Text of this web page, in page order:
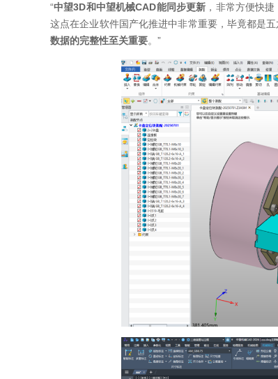
“中望3D和中望机械CAD能同步更新 ，非常方便快
这点在企业软件国产化推进中非常重要，毕竟都是
数据的完整性至关重要。”